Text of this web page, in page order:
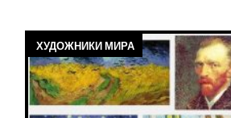
ХУДОЖНИКИ МИРА